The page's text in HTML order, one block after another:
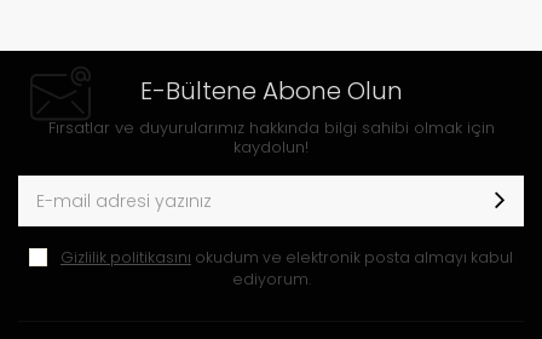
E-Bültene Abone Olun
Fırsatlar ve duyurularımız hakkında bilgi sahibi olmak için
kaydolun!
Gizlilik politikasını okudum ve elektronik posta almayı kabul
ediyorum.